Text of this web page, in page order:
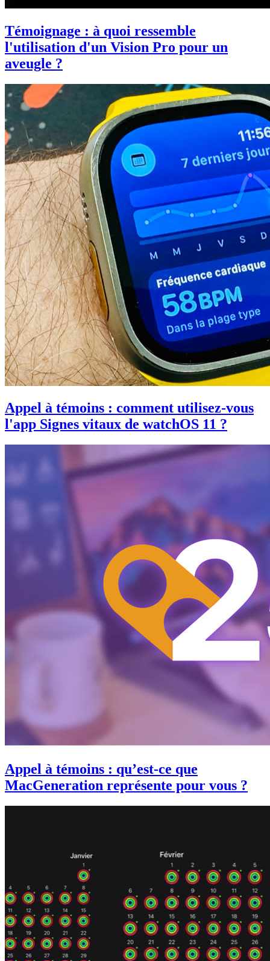
Témoignage : à quoi ressemble
l'utilisation d'un Vision Pro pour un
aveugle ?
Appel à témoins : comment utilisez-vous
l'app Signes vitaux de watchOS 11 ?
Appel à témoins : qu’est-ce que
MacGeneration représente pour vous ?